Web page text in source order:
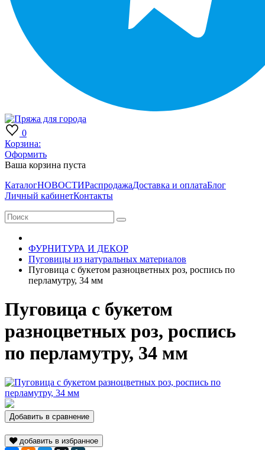
0
Корзина:
Оформить
Ваша корзина пуста
КаталогНОВОСТИРаспродажаДоставка и оплатаБлог
Личный кабинетКонтакты
ФУРНИТУРА И ДЕКОР
Пуговицы из натуральных материалов
Пуговица с букетом разноцветных роз, роспись по
перламутру, 34 мм
Пуговица с букетом
разноцветных роз, роспись
по перламутру, 34 мм
Добавить в сравнение
добавить в избранное